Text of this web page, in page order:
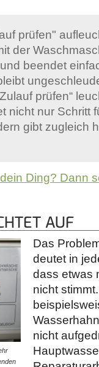
prüfen"
der
beendet
prüfen“
nicht nur Schritt
gibt zugleich
Ding? Dann
AUF
Das
deutet in
dass etwas
nicht
nicht